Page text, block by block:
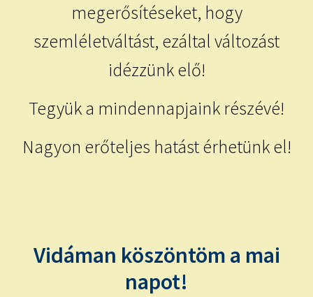
megerősítéseket, hogy
szemléletváltást, ezáltal változást
idézzünk elő!
Tegyük a mindennapjaink részévé!
Nagyon erőteljes hatást érhetünk el!
Vidáman köszöntöm a mai
napot!